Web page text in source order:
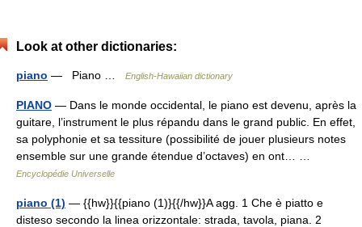
Look at other dictionaries:
piano — Piano … English-Hawaiian dictionary
PIANO — Dans le monde occidental, le piano est devenu, après la
guitare, l’instrument le plus répandu dans le grand public. En effet,
sa polyphonie et sa tessiture (possibilité de jouer plusieurs notes
ensemble sur une grande étendue d’octaves) en ont… …
Encyclopédie Universelle
piano (1) — {{hw}}{{piano (1)}{{/hw}}A agg. 1 Che è piatto e
disteso secondo la linea orizzontale: strada, tavola, piana. 2